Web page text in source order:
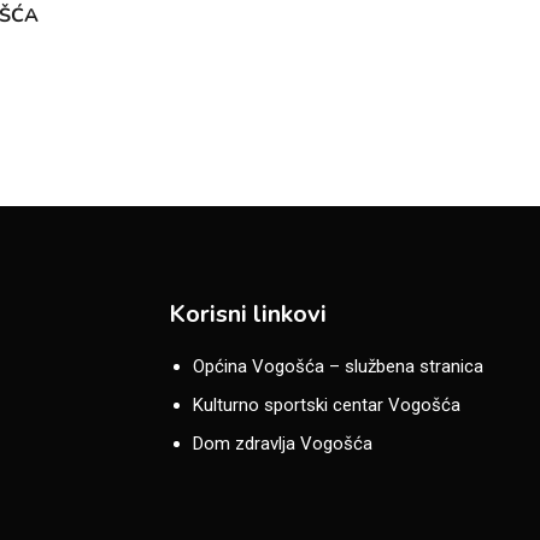
Korisni linkovi
Općina Vogošća – službena stranica
Kulturno sportski centar Vogošća
Dom zdravlja Vogošća